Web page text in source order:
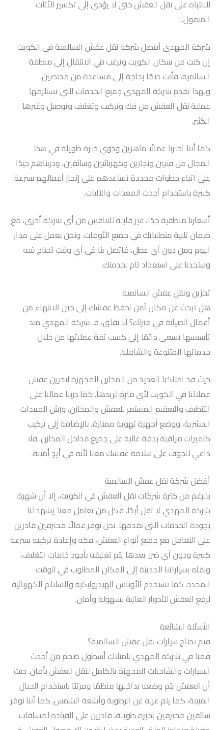
للانتباه على نقل العفش حتى لا يؤدي إلى تكسير الأثاث
المنقول.
شركة المهدي أفضل شركة نقل عفش السالمية في الكويت
إن كنت من سكان الكويت وترغب في الانتقال إلى منطقة
السالمية، فأنت حتمًا بحاجة إلى مساعدة من مختصين.
ولهذا تقدم شركة المهدي جميع الخدمات التي تستلزمها
عملية نقل العفش من فك وتركيب وتغليف وتوصيل وغيرها
الكثير.
كما أننا اخترنا عمالًا ماهرين وذوي خبرة طويلة في هذا
المجال من فنيين ونجارين وكهربائيين وسائقين، ودربناهم جيدًا
على اتباع خطوات محددة تساعدهم على إنجاز أعمالهم بسرعة
كبيرة باستخدام أحدث المعدات والآليات.
أسعارنا منطقية جدًا، غير قابلة للتنافس من أي شركة أخرى، مع
ضمان تلبية متطلباتك في جميع الأوقات. ونحن نعمل على مدار
اليوم ومن دون أي عطل، فاتصل بنا في أي وقت تحتاج فيه
وستجدنا على استعداد تام لخدمتك.
تخزين ونقل عفش السالمية
هل تبحث عن مكان آمن لحفظ عفشك إلى حين الانتهاء من
أعمال الصيانة في منزلك؟ لا تقلق، فـ شركة المهدي منذ
تأسيسها تسعى دائمًا إلى كسب ثقة عملائها من خلال
خدماتها المتنوعة والشاملة.
حيث قد امتلكنا العديد من المخازن المجهزة لتخزين عفش
عملائنا في الكويت لأي فترة تريدها. كما دربنا عمالنا على
التنظيف والتعقيم المستمر للعفش والمخازن، ورش المبيدات
الحشرية، ووضع أجهزة تهوية ممتازة، بالإضافة إلى تركيب
كاميرات مراقبة بدقة عالية على جميع مداخل المخازن. فلا
داعي للخوف على سلامة عفشك معنا لأنه في أيدٍ أمينة.
أفضل شركة نقل عفش السالمية
بالرغم من كثرة شركات نقل العفش في الكويت، إلا أن شهرة
شركة المهدي لا تقل أبدًا. فكل من تعامل معنا يشهد لنا
بجودة الخدمات التي نقدمها. نحن نوفر عمالًا محترفين قادرين
على التعامل مع جميع أنواع العفش، فكه وإعادة تركيبه بسرعة
كبيرة ودون أي ضرر. بعدها يتم تغليفه بأجود خامات التغليف،
ونقله بسياراتنا الحديثة إلى المكان المطلوب في الوقت
المحدد. كما نستخدم الأوناش الهيدروليكية والسلالم الكهربائية
لرفع العفش للأدوار العالية بسهولة وأمان.
الأسئلة الشائعة
فيم نحتاج سيارات نقل عفش السالمية؟
قمنا في شركة المهدي بامتلاك أسطول ضخم من أحدث
السيارات والشاحنات المجهزة بالكامل لنقل العفش بأمان. جيث
أن العفش يتم وضعه بداخلها منظمًا ومرتبًا باستخدام الحبال
المتينة، كما يتم عزله عن الرطوبة وأشعة الشمس. كما أننا نوفر
سائقين محترفين بخبرة طويلة، قادرين على القيادة لمسافات